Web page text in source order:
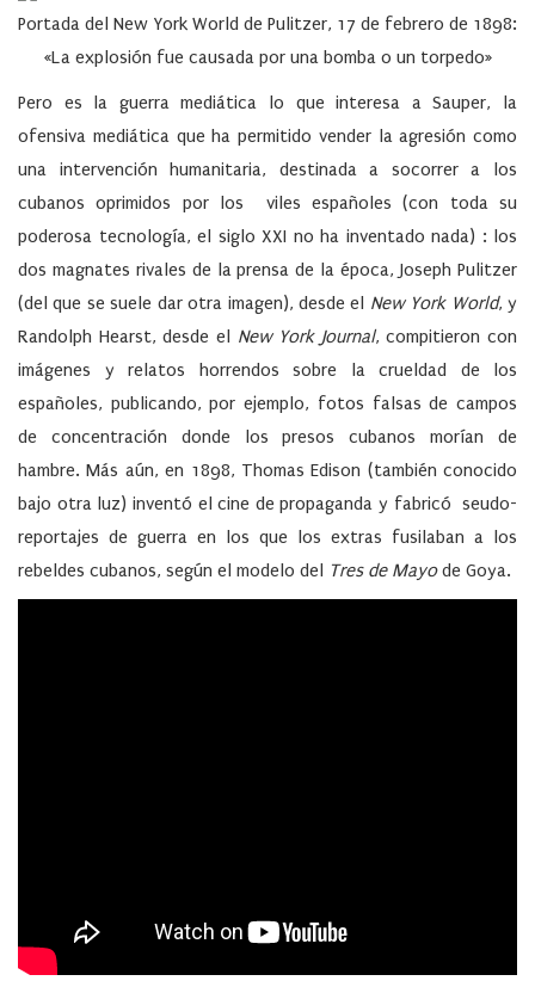
Portada del New York World de Pulitzer, 17 de febrero de 1898:
«La explosión fue causada por una bomba o un torpedo»
Pero es la guerra mediática lo que interesa a Sauper, la
ofensiva mediática que ha permitido vender la agresión como
una intervención humanitaria, destinada a socorrer a los
cubanos oprimidos por los viles españoles (con toda su
poderosa tecnología, el siglo XXI no ha inventado nada) : los
dos magnates rivales de la prensa de la época, Joseph Pulitzer
(del que se suele dar otra imagen), desde el New York World, y
Randolph Hearst, desde el New York Journal, compitieron con
imágenes y relatos horrendos sobre la crueldad de los
españoles, publicando, por ejemplo, fotos falsas de campos
de concentración donde los presos cubanos morían de
hambre. Más aún, en 1898, Thomas Edison (también conocido
bajo otra luz) inventó el cine de propaganda y fabricó seudo-
reportajes de guerra en los que los extras fusilaban a los
rebeldes cubanos, según el modelo del Tres de Mayode Goya.